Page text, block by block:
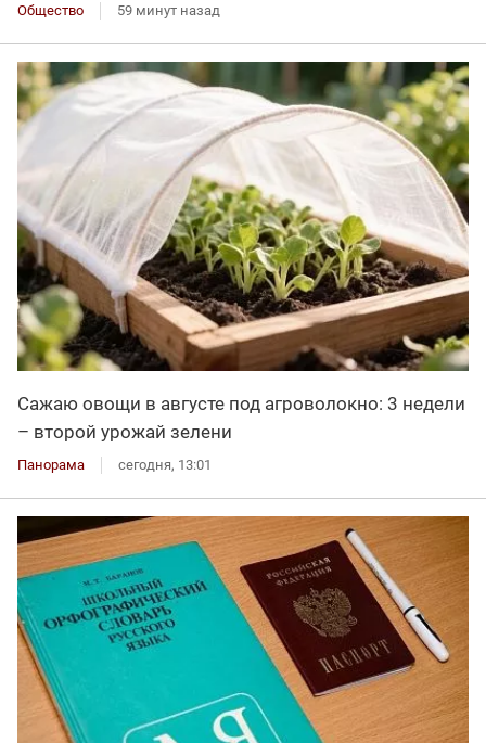
Общество 59 минут назад
Сажаю овощи в августе под агроволокно: 3 недели
– второй урожай зелени
Панорама сегодня, 13:01